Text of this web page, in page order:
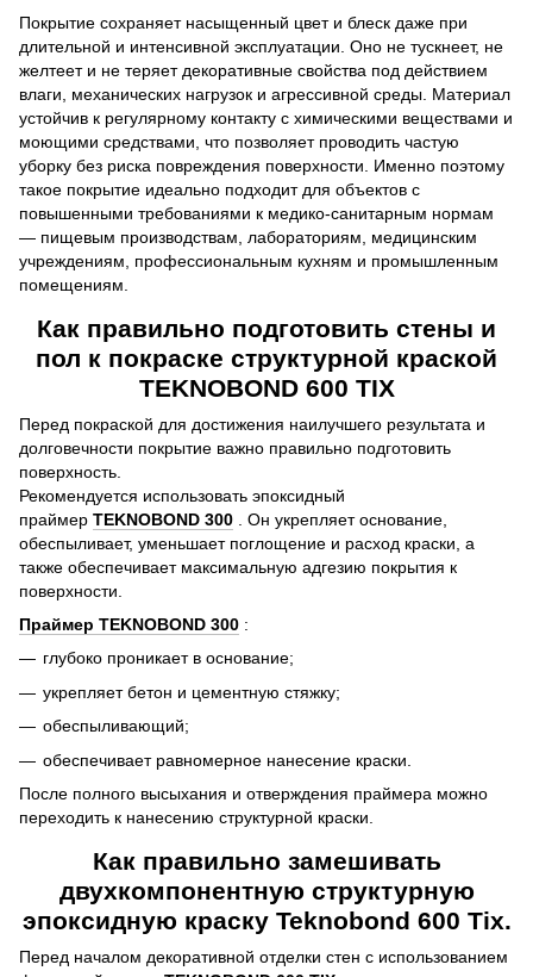
Покрытие сохраняет насыщенный цвет и блеск даже при
длительной и интенсивной эксплуатации. Оно не тускнеет, не
желтеет и не теряет декоративные свойства под действием
влаги, механических нагрузок и агрессивной среды. Материал
устойчив к регулярному контакту с химическими веществами и
моющими средствами, что позволяет проводить частую
уборку без риска повреждения поверхности. Именно поэтому
такое покрытие идеально подходит для объектов с
повышенными требованиями к медико-санитарным нормам
— пищевым производствам, лабораториям, медицинским
учреждениям, профессиональным кухням и промышленным
помещениям.
Как правильно подготовить стены и
пол к покраске структурной краской
TEKNOBOND 600 TIX
Перед покраской для достижения наилучшего результата и
долговечности покрытие важно правильно подготовить
поверхность.
Рекомендуется использовать эпоксидный
праймер TEKNOBOND 300 . Он укрепляет основание,
обеспыливает, уменьшает поглощение и расход краски, а
также обеспечивает максимальную адгезию покрытия к
поверхности.
Праймер TEKNOBOND 300 :
глубоко проникает в основание;
укрепляет бетон и цементную стяжку;
обеспыливающий;
обеспечивает равномерное нанесение краски.
После полного высыхания и отверждения праймера можно
переходить к нанесению структурной краски.
Как правильно замешивать
двухкомпонентную структурную
эпоксидную краску Teknobond 600 Tix.
Перед началом декоративной отделки стен с использованием